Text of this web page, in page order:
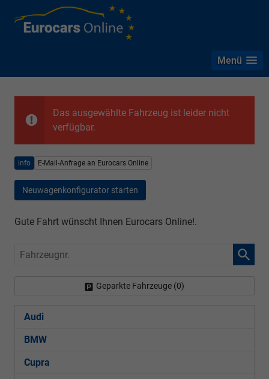
Menü
Das ausgewählte Fahrzeug ist leider nicht
verfügbar.
info E-Mail-Anfrage an Eurocars Online
Neuwagenkonfigurator starten
Gute Fahrt wünscht Ihnen Eurocars Online!.
Fahrzeugnr.
Geparkte Fahrzeuge (0)
Audi
BMW
Cupra